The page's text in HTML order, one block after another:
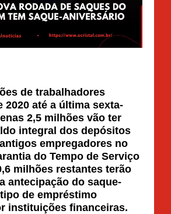
de trabalhadores
2020 até a última sexta-
2,5 milhões vão ter
integral dos depósitos
empregadores no
do Tempo de Serviço
milhões restantes terão
antecipação do saque-
de empréstimo
instituições financeiras.